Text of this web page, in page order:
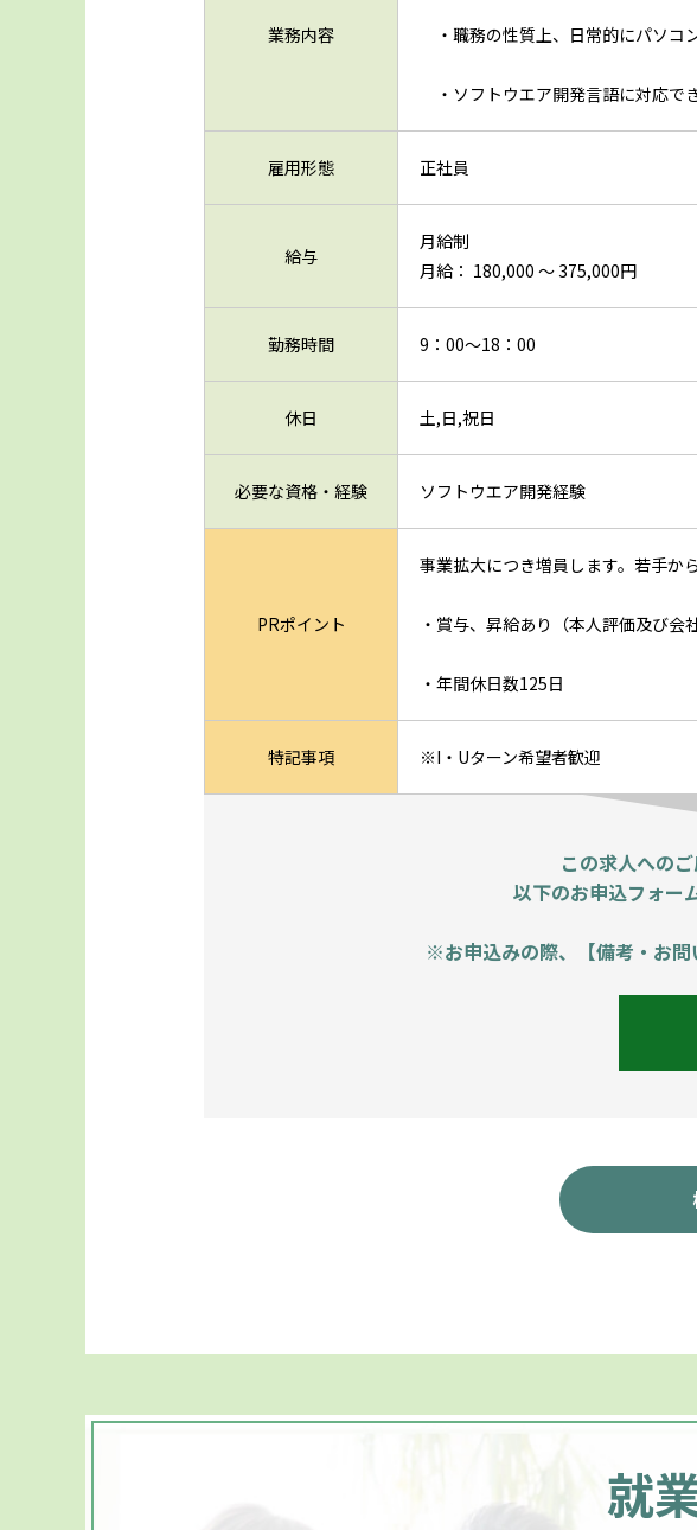
業務内容 ・職務の性質上、日常的にパソコ
・ソフトウエア開発言語に対応で
雇用形態 正社員
給与
月給制
月給： 180,000 〜 375,000円
勤務時間 9：00～18：00
休日 土,日,祝日
必要な資格・経験 ソフトウエア開発経験
PRポイント
事業拡大につき増員します。若手か
・賞与、昇給あり（本人評価及び会
・年間休日数125日
特記事項 ※I・Uターン希望者歓迎
この求人への
以下のお申込フォー
※お申込みの際、【備考・お問
就